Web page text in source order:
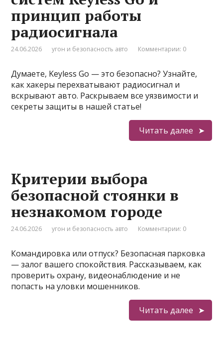
принцип работы
радиосигнала
24.06.2026 угон и безопасность авто Комментарии: 0
Думаете, Keyless Go — это безопасно? Узнайте,
как хакеры перехватывают радиосигнал и
вскрывают авто. Раскрываем все уязвимости и
секреты защиты в нашей статье!
Читать далее
Критерии выбора
безопасной стоянки в
незнакомом городе
24.06.2026 угон и безопасность авто Комментарии: 0
Командировка или отпуск? Безопасная парковка
— залог вашего спокойствия. Рассказываем, как
проверить охрану, видеонаблюдение и не
попасть на уловки мошенников.
Читать далее